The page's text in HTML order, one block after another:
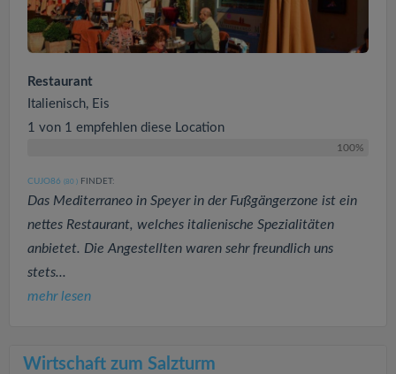
Restaurant
Italienisch, Eis
1 von 1 empfehlen diese Location
100%
CUJO86 (80 ) FINDET:
Das Mediterraneo in Speyer in der Fußgängerzone ist ein
nettes Restaurant, welches italienische Spezialitäten
anbietet. Die Angestellten waren sehr freundlich uns
stets...
mehr lesen
Wirtschaft zum Salzturm